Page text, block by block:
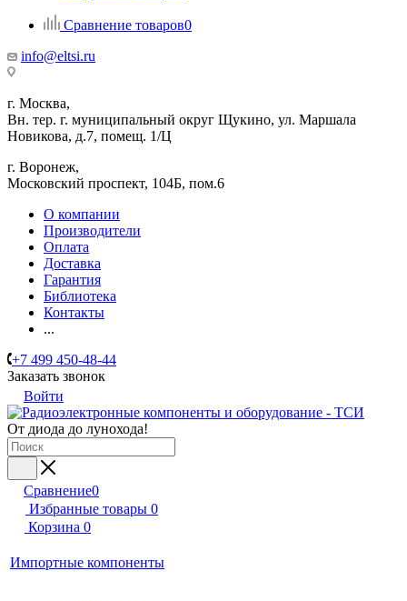
Сравнение товаров0
info@eltsi.ru
г. Москва,
Вн. тер. г. муниципальный округ Щукино, ул. Маршала
Новикова, д.7, помещ. 1/Ц
г. Воронеж,
​Московский проспект, 104Б, пом.6
О компании
Производители
Оплата
Доставка
Гарантия
Библиотека
Контакты
...
+7 499 450-48-44
Заказать звонок
Войти
От диода до лунохода!
Сравнение0
Избранные товары 0
Корзина 0
Импортные компоненты